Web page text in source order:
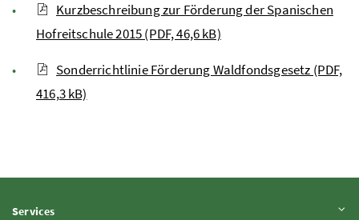
Kurzbeschreibung zur Förderung der Spanischen
Hofreitschule 2015 (PDF, 46,6 kB)
Sonderrichtlinie Förderung Waldfondsgesetz (PDF,
416,3 kB)
ServicesInhalt aufklappen